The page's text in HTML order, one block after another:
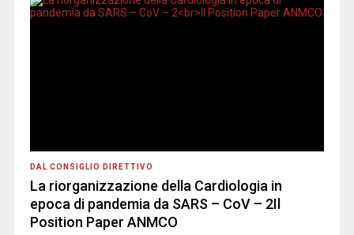
DAL CONSIGLIO DIRETTIVO
La riorganizzazione della Cardiologia in
epoca di pandemia da SARS – CoV – 2Il
Position Paper ANMCO